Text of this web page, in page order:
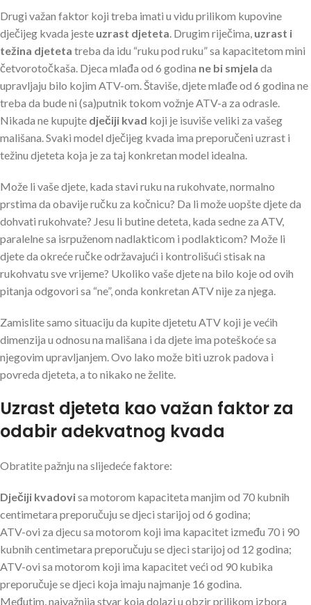
Drugi važan faktor koji treba imati u vidu prilikom kupovine
dječijeg kvada jeste uzrast djeteta . Drugim riječima, uzrast i
težina djeteta treba da idu “ruku pod ruku” sa kapacitetom mini
četvorotočkaša. Djeca mlađa od 6 godina ne bi smjela da
upravljaju bilo kojim ATV-om. Štaviše, djete mlađe od 6 godina ne
treba da bude ni (sa)putnik tokom vožnje ATV-a za odrasle.
Nikada ne kupujte dječiji kvad koji je isuviše veliki za vašeg
mališana. Svaki model dječijeg kvada ima preporučeni uzrast i
težinu djeteta koja je za taj konkretan model idealna.
Može li vaše djete, kada stavi ruku na rukohvate, normalno
prstima da obavije ručku za kočnicu? Da li može uopšte djete da
dohvati rukohvate? Jesu li butine deteta, kada sedne za ATV,
paralelne sa isrpuženom nadlakticom i podlakticom? Može li
djete da okreće ručke održavajući i kontrolišući stisak na
rukohvatu sve vrijeme? Ukoliko vaše djete na bilo koje od ovih
pitanja odgovori sa “ne”, onda konkretan ATV nije za njega.
Zamislite samo situaciju da kupite djetetu ATV koji je većih
dimenzija u odnosu na mališana i da djete ima poteškoće sa
njegovim upravljanjem. Ovo lako može biti uzrok padova i
povreda djeteta, a to nikako ne želite.
Uzrast djeteta kao važan faktor za
odabir adekvatnog kvada
Obratite pažnju na slijedeće faktore:
Dječiji kvadovisa motorom kapaciteta manjim od 70 kubnih
centimetara preporučuju se djeci starijoj od 6 godina;
ATV-ovi za djecu sa motorom koji ima kapacitet između 70 i 90
kubnih centimetara preporučuju se djeci starijoj od 12 godina;
ATV-ovi sa motorom koji ima kapacitet veći od 90 kubika
preporučuje se djeci koja imaju najmanje 16 godina.
Međutim, najvažnija stvar koja dolazi u obzir prilikom izbora